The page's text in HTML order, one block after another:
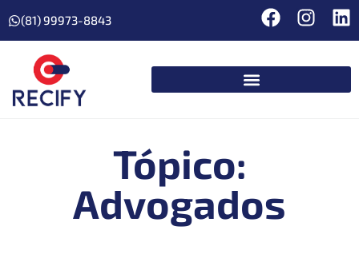
(81) 99973-8843
Tópico:
Advogados